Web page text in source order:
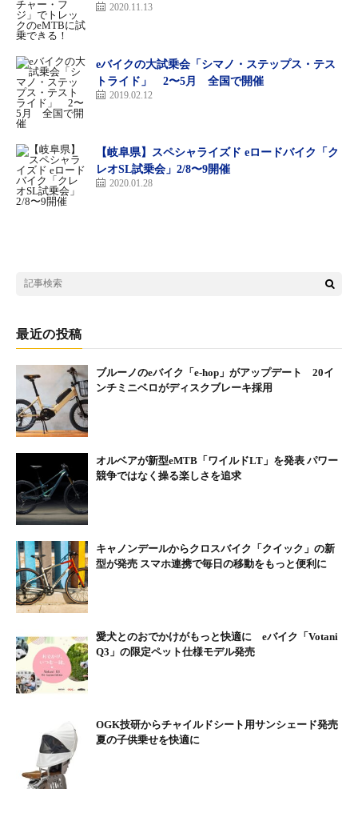
ウンテンバイク型、小径車型とライフスタイルに合ったeバイク
が期間中に展示され、10月17、18日にはそのほとんどに乗ること
11〜17時だ。eバイクやスポーツバイクが初めての人でもワイズ
ロードのスタッフやメーカーの担当者がサポートしてくれる。
eバイクのラインナップ
ベスビー
PSF1（24万5000円・税抜）
JR1（27万6000円・税抜）
ヴォターニ
H3（13万2000円・税抜）
Q3（13万2000円・税抜）
ヤマハ
YPJ-R（23万円・税抜）
YPJ-C（18万5000円・税抜）
スコット
スケールeライド ジャパンスペックリミテッド（32万8000円・税
ミヤタ
EXクロスe（16万円・税抜）
クルーズ5080（19万9000円・税抜）
クルーズ（26万9000円・税抜）
ロードレックス6180（29万9000円・税抜）
2020.11.13
eバイクの大試乗会「シマノ・ステップス・テス
トライド」 2〜5月 全国で開催
2019.02.12
【岐阜県】スペシャライズド eロードバイク「ク
レオSL試乗会」2/8〜9開催
2020.01.28
最近の投稿
ブルーノのeバイク「e-hop」がアップデート 20イ
ンチミニベロがディスクブレーキ採用
オルベアが新型eMTB「ワイルドLT」を発表 パワー
競争ではなく操る楽しさを追求
キャノンデールからクロスバイク「クイック」の新
型が発売 スマホ連携で毎日の移動をもっと便利に
愛犬とのおでかけがもっと快適に eバイク「Votani
Q3」の限定ペット仕様モデル発売
OGK技研からチャイルドシート用サンシェード発売
夏の子供乗せを快適に